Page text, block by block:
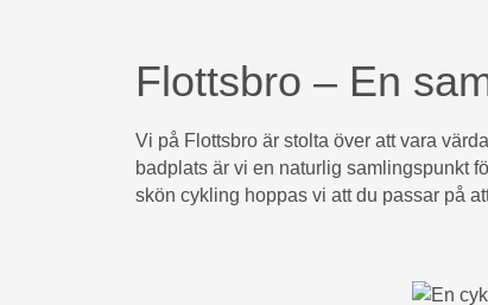
Flottsbro – En
Vi på Flottsbro är stolta över att vara
badplats är vi en naturlig samlingspunkt
skön cykling hoppas vi att du passar på